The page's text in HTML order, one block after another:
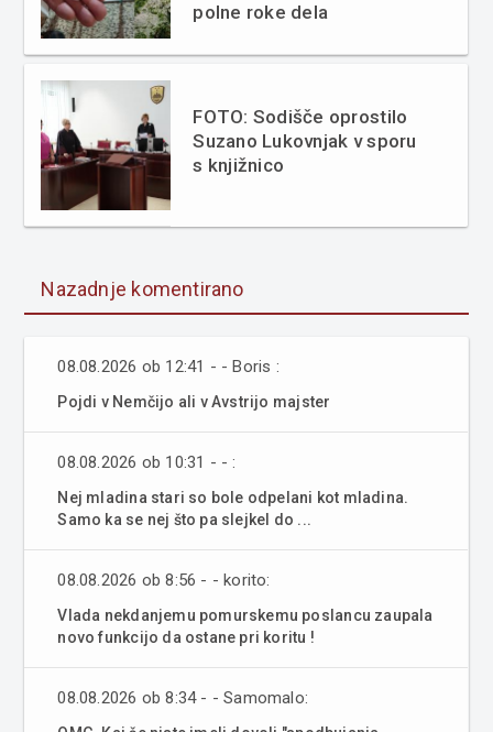
polne roke dela
FOTO: Sodišče oprostilo
Suzano Lukovnjak v sporu
s knjižnico
Nazadnje komentirano
08.08.2026 ob 12:41 - - Boris :
Pojdi v Nemčijo ali v Avstrijo majster
08.08.2026 ob 10:31 - - :
Nej mladina stari so bole odpelani kot mladina.
Samo ka se nej što pa slejkel do ...
08.08.2026 ob 8:56 - - korito:
Vlada nekdanjemu pomurskemu poslancu zaupala
novo funkcijo da ostane pri koritu !
08.08.2026 ob 8:34 - - Samomalo: